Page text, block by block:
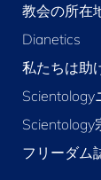
教会の所在
Dianetics
私たちは助
Scientology
Scientology
フリーダム